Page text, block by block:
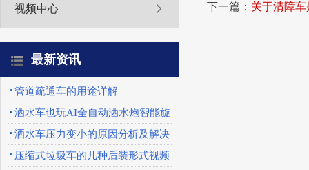
视频中心
最新资讯
管道疏通车的用途详解
洒水车也玩AI全自动洒水炮智能旋
转喷头优势特点
洒水车压力变小的原因分析及解决
办法
压缩式垃圾车的几种后装形式视频
下一篇： 关于清障